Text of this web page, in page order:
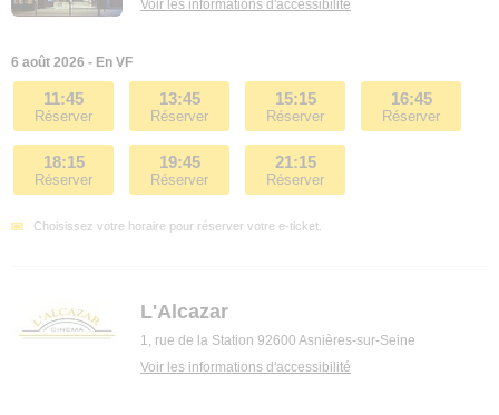
Voir les informations d'accessibilité
6 août 2026 - En VF
11:45
Réserver
13:45
Réserver
15:15
Réserver
16:45
Réserver
18:15
Réserver
19:45
Réserver
21:15
Réserver
Choisissez votre horaire pour réserver votre e-ticket.
L'Alcazar
1, rue de la Station 92600 Asnières-sur-Seine
Voir les informations d'accessibilité